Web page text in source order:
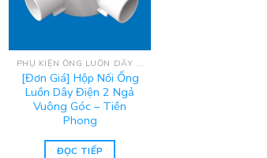
PHỤ KIỆN ỐNG LUỒN DÂY ĐIỆN UPVC TIỀN PHONG
[Đơn Giá] Hộp Nối Ống
Luồn Dây Điện 2 Ngả
Vuông Góc – Tiền
Phong
ĐỌC TIẾP